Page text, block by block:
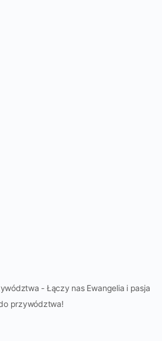
- Łączy nas Ewangelia i pasja
przywództwa!